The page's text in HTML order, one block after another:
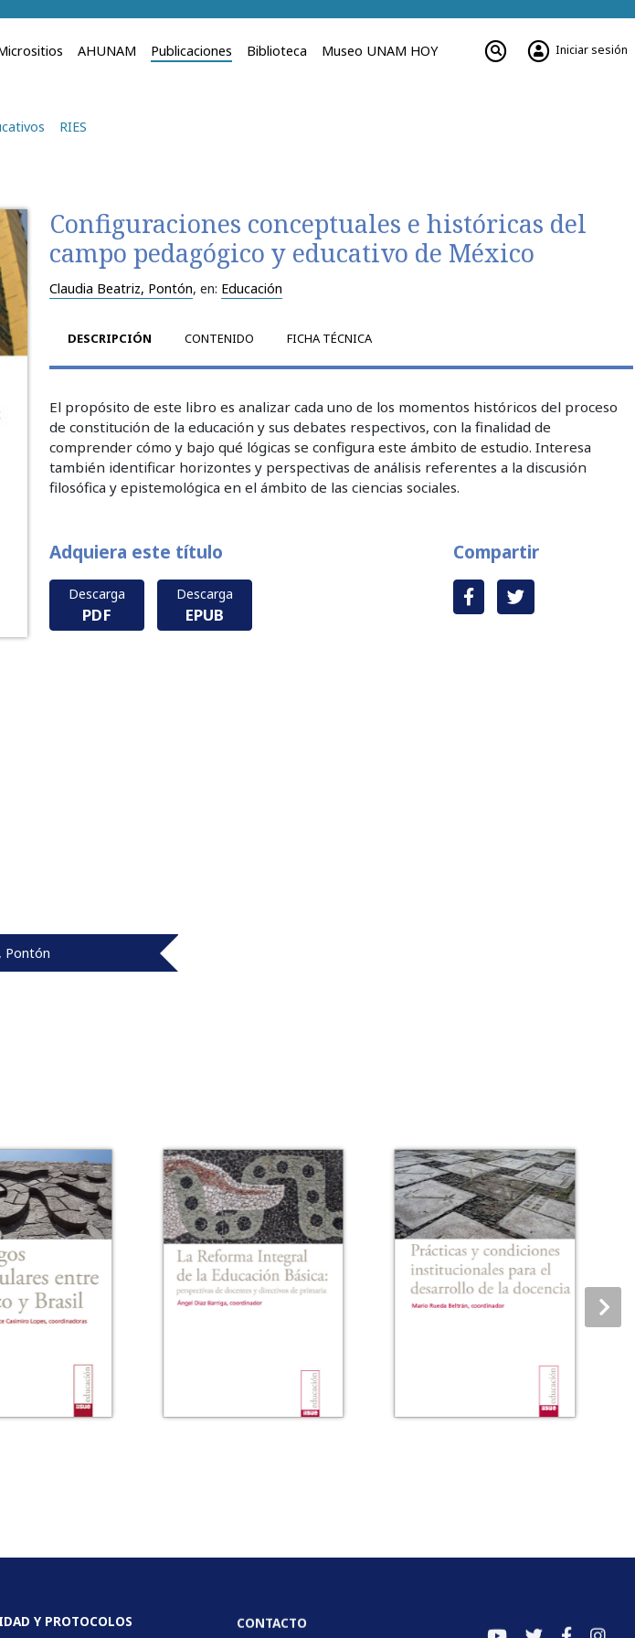
AHUNAM Publicaciones Biblioteca Museo UNAM HOY Iniciar sesión
RIES
Configuraciones conceptuales e históricas del
campo pedagógico y educativo de México
Claudia Beatriz, Pontón, en: Educación
DESCRIPCIÓN CONTENIDO FICHA TÉCNICA
El propósito de este libro es analizar cada uno de los momentos históricos del proceso
de constitución de la educación y sus debates respectivos, con la finalidad de
comprender cómo y bajo qué lógicas se configura este ámbito de estudio. Interesa
también identificar horizontes y perspectivas de análisis referentes a la discusión
filosófica y epistemológica en el ámbito de las ciencias sociales.
Adquiera este título
Descarga
PDF
Descarga
EPUB
Compartir
Pontón
Y PROTOCOLOS CONTACTO